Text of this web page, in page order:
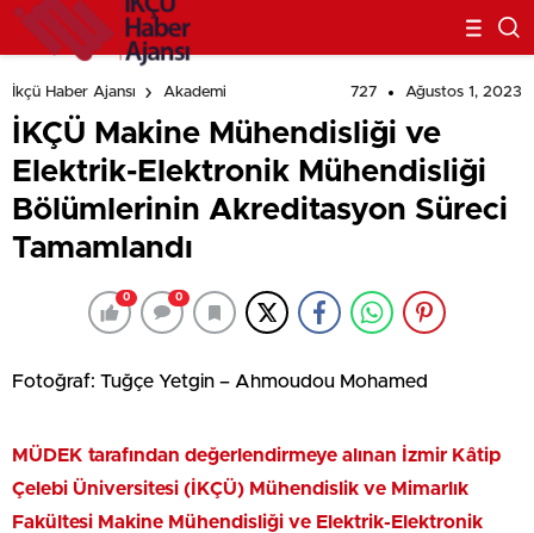
Tamamlandı
İkçü Haber Ajansı Akademi 727 Ağustos 1, 2023
İKÇÜ Makine Mühendisliği ve
Elektrik-Elektronik Mühendisliği
Bölümlerinin Akreditasyon Süreci
Tamamlandı
0 0
Fotoğraf: Tuğçe Yetgin – Ahmoudou Mohamed
MÜDEK tarafından değerlendirmeye alınan İzmir Kâtip
Çelebi Üniversitesi (İKÇÜ) Mühendislik ve Mimarlık
Fakültesi Makine Mühendisliği ve Elektrik-Elektronik